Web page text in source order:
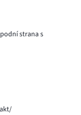
strana s